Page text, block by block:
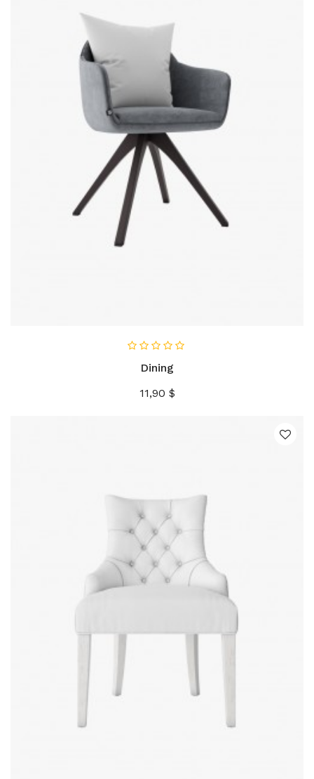
Dining
Precio
11,90 $